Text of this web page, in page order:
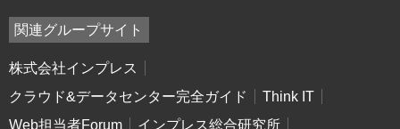
関連グループサイト
株式会社インプレス
クラウド&データセンター完全ガイド
Think IT
Web担当者Forum
インプレス総合研究所